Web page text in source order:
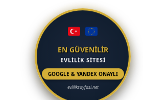
EN GÜVENİLİR
EVLİLİK SİTESİ
GOOGLE & YANDEX ONAYLI
evliliksayfasi.net